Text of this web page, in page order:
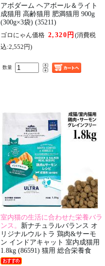
アボダーム ヘアボール＆ライト
成猫用 高齢猫用 肥満猫用 900g
(300g×3袋) (35211)
ゴロにゃん価格 2,320円 (消費税
込:2,552円)
数量
室内猫の生活に合わせた栄養バラ
ンス。 新ナチュラルバランス オ
リジナルウルトラ 鶏肉&サーモ
ン インドアキャット 室内成猫用
1.8kg (86591) 猫用 総合栄養食